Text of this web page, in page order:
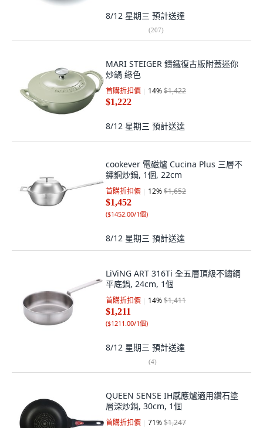
8/12 星期三 預計送達
(207)
MARI STEIGER 鑄鐵復古版附蓋迷你
炒鍋 綠色
首購折扣價 14%$1,422
$1,222
8/12 星期三 預計送達
cookever 電磁爐 Cucina Plus 三層不
鏽鋼炒鍋, 1個, 22cm
首購折扣價 12%$1,652
$1,452
($1452.00/1個)
8/12 星期三 預計送達
LiViNG ART 316Ti 全五層頂級不鏽鋼
平底鍋, 24cm, 1個
首購折扣價 14%$1,411
$1,211
($1211.00/1個)
8/12 星期三 預計送達
(4)
QUEEN SENSE IH感應爐適用鑽石塗
層深炒鍋, 30cm, 1個
首購折扣價 71%$1,247